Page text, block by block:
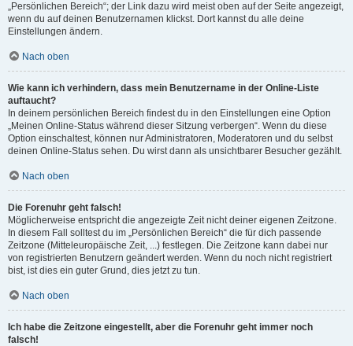
„Persönlichen Bereich“; der Link dazu wird meist oben auf der Seite angezeigt,
wenn du auf deinen Benutzernamen klickst. Dort kannst du alle deine
Einstellungen ändern.
Nach oben
Wie kann ich verhindern, dass mein Benutzername in der Online-Liste
auftaucht?
In deinem persönlichen Bereich findest du in den Einstellungen eine Option
„Meinen Online-Status während dieser Sitzung verbergen“. Wenn du diese
Option einschaltest, können nur Administratoren, Moderatoren und du selbst
deinen Online-Status sehen. Du wirst dann als unsichtbarer Besucher gezählt.
Nach oben
Die Forenuhr geht falsch!
Möglicherweise entspricht die angezeigte Zeit nicht deiner eigenen Zeitzone.
In diesem Fall solltest du im „Persönlichen Bereich“ die für dich passende
Zeitzone (Mitteleuropäische Zeit, ...) festlegen. Die Zeitzone kann dabei nur
von registrierten Benutzern geändert werden. Wenn du noch nicht registriert
bist, ist dies ein guter Grund, dies jetzt zu tun.
Nach oben
Ich habe die Zeitzone eingestellt, aber die Forenuhr geht immer noch
falsch!